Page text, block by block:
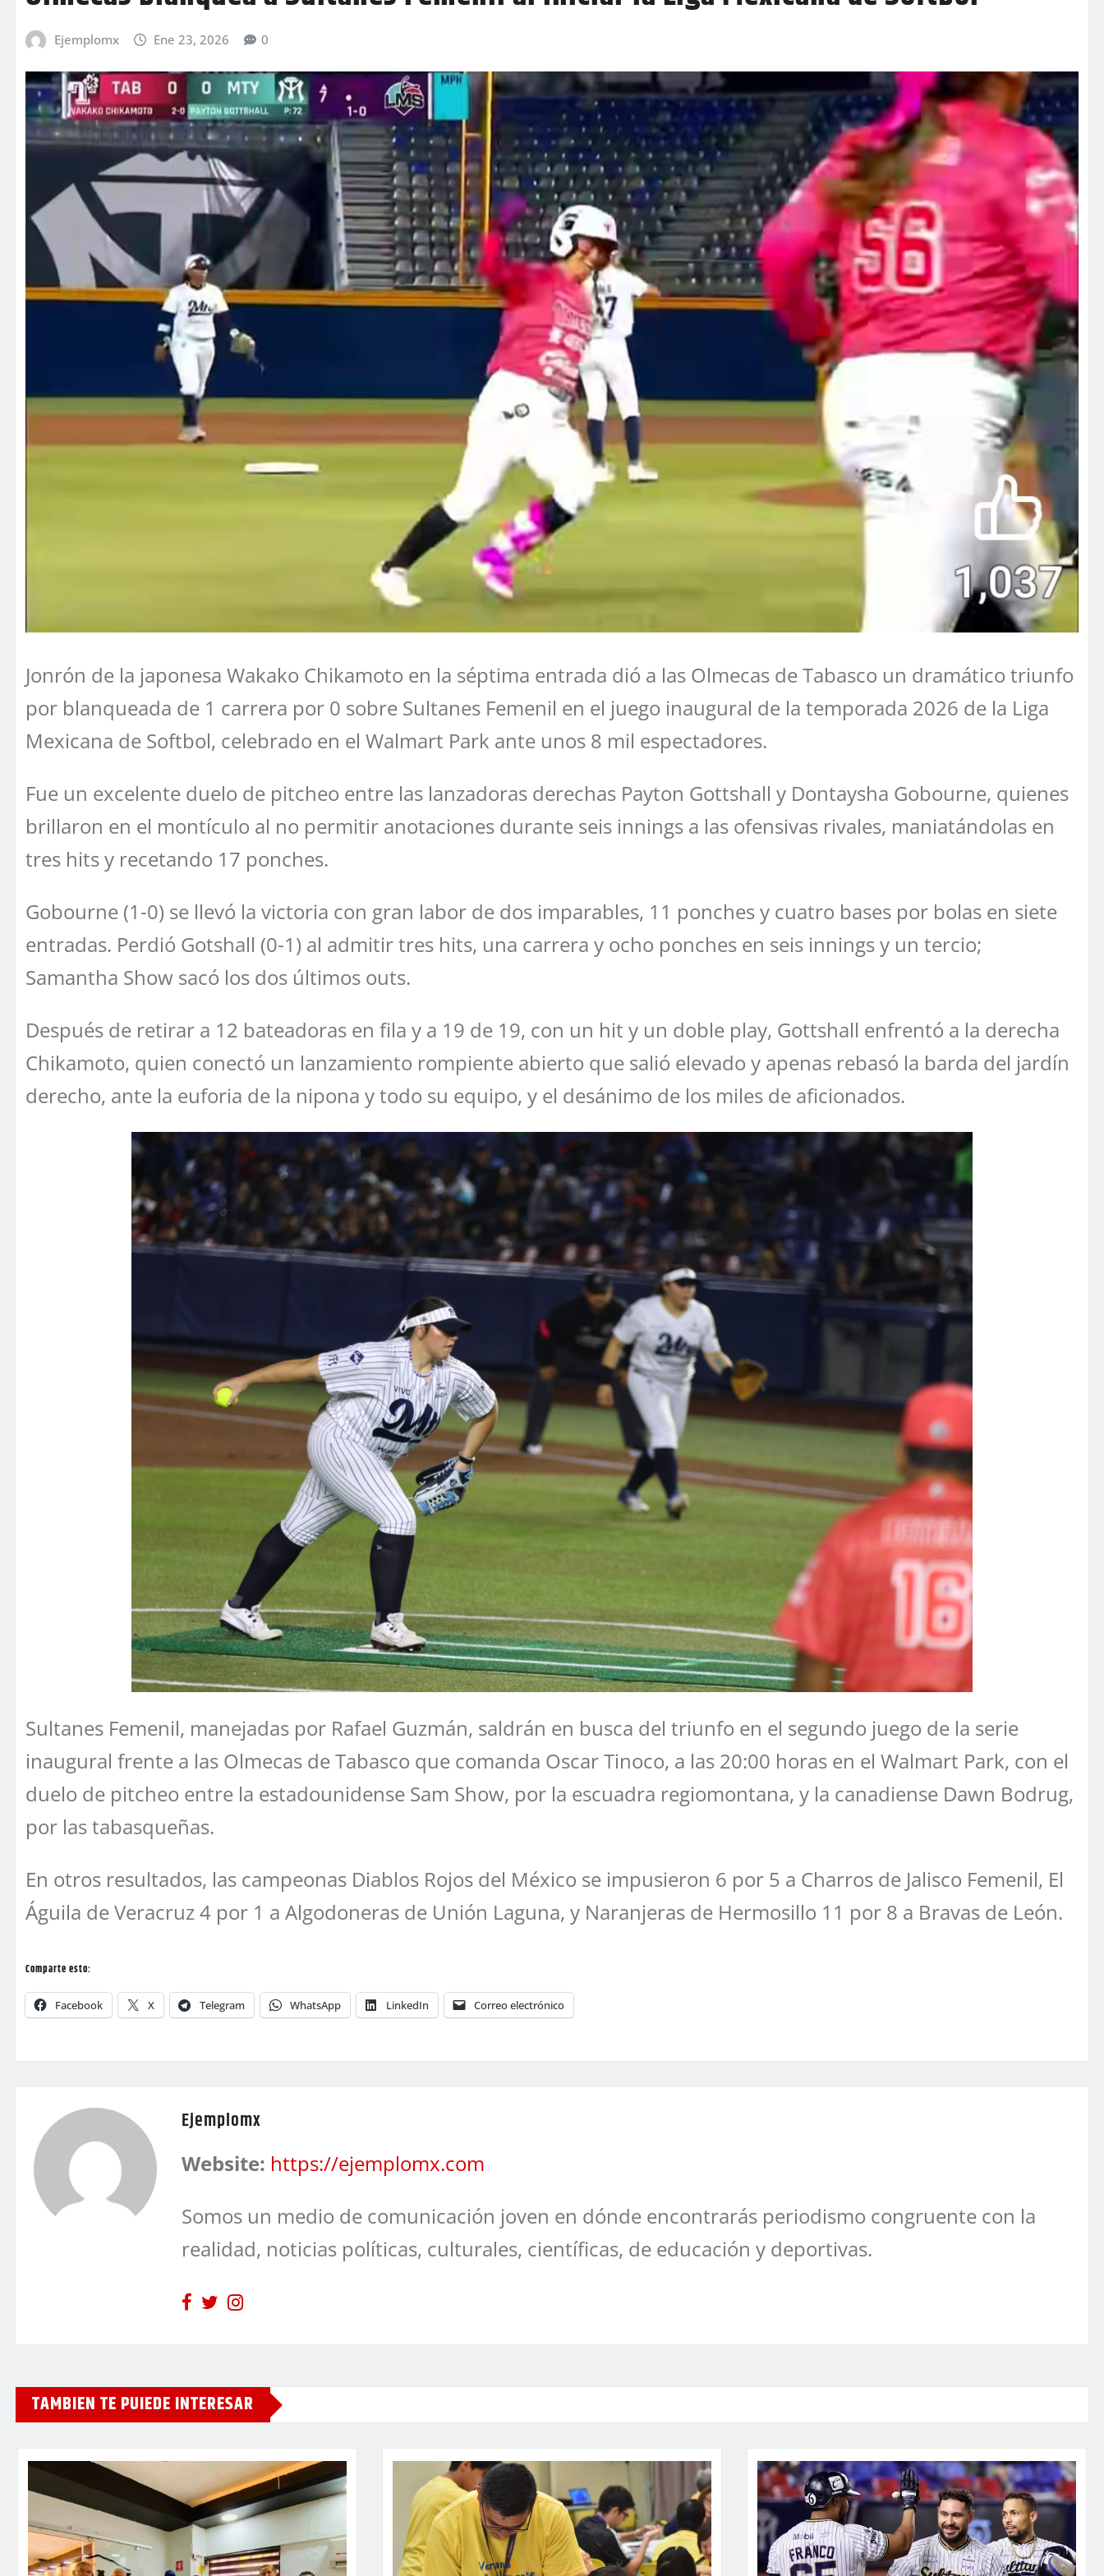
Ejemplomx Ene 23, 2026 0
Jonrón de la japonesa Wakako Chikamoto en la séptima entrada dió a las Olmecas de Tabasco un dramático triunfo
por blanqueada de 1 carrera por 0 sobre Sultanes Femenil en el juego inaugural de la temporada 2026 de la Liga
Mexicana de Softbol, celebrado en el Walmart Park ante unos 8 mil espectadores.
Fue un excelente duelo de pitcheo entre las lanzadoras derechas Payton Gottshall y Dontaysha Gobourne, quienes
brillaron en el montículo al no permitir anotaciones durante seis innings a las ofensivas rivales, maniatándolas en
tres hits y recetando 17 ponches.
Gobourne (1-0) se llevó la victoria con gran labor de dos imparables, 11 ponches y cuatro bases por bolas en siete
entradas. Perdió Gotshall (0-1) al admitir tres hits, una carrera y ocho ponches en seis innings y un tercio;
Samantha Show sacó los dos últimos outs.
Después de retirar a 12 bateadoras en fila y a 19 de 19, con un hit y un doble play, Gottshall enfrentó a la derecha
Chikamoto, quien conectó un lanzamiento rompiente abierto que salió elevado y apenas rebasó la barda del jardín
derecho, ante la euforia de la nipona y todo su equipo, y el desánimo de los miles de aficionados.
Sultanes Femenil, manejadas por Rafael Guzmán, saldrán en busca del triunfo en el segundo juego de la serie
inaugural frente a las Olmecas de Tabasco que comanda Oscar Tinoco, a las 20:00 horas en el Walmart Park, con el
duelo de pitcheo entre la estadounidense Sam Show, por la escuadra regiomontana, y la canadiense Dawn Bodrug,
por las tabasqueñas.
En otros resultados, las campeonas Diablos Rojos del México se impusieron 6 por 5 a Charros de Jalisco Femenil, El
Águila de Veracruz 4 por 1 a Algodoneras de Unión Laguna, y Naranjeras de Hermosillo 11 por 8 a Bravas de León.
Comparte esto:
Facebook X Telegram WhatsApp LinkedIn Correo electrónico
Ejemplomx
Website: https://ejemplomx.com
Somos un medio de comunicación joven en dónde encontrarás periodismo congruente con la
realidad, noticias políticas, culturales, científicas, de educación y deportivas.
TAMBIEN TE PUIEDE INTERESAR